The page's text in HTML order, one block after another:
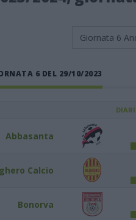
Giornata 6
6 DEL 29/10/2023
Abbasanta
Calcio
Bonorva